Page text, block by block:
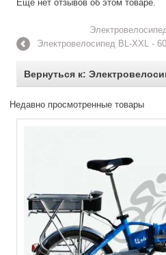
Еще нет отзывов об этом товаре.
Электровелосипед BL-XXL -
Вернуться к:
Недавно просмотренные товары